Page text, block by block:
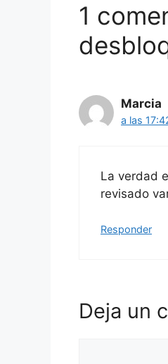
1
Marcia
a las
La verdad
revisado
Responder
Deja un